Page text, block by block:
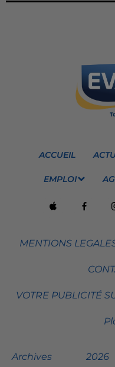
ACCUEIL
EMPLOI
MENTIONS
VOTRE PUBLICITÉ
Archives 2026